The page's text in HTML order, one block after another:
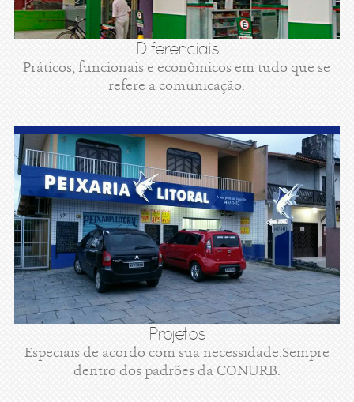
Diferenciais
Práticos, funcionais e econômicos em tudo que se
refere a comunicação.
Projetos
Especiais de acordo com sua necessidade.Sempre
dentro dos padrões da CONURB.